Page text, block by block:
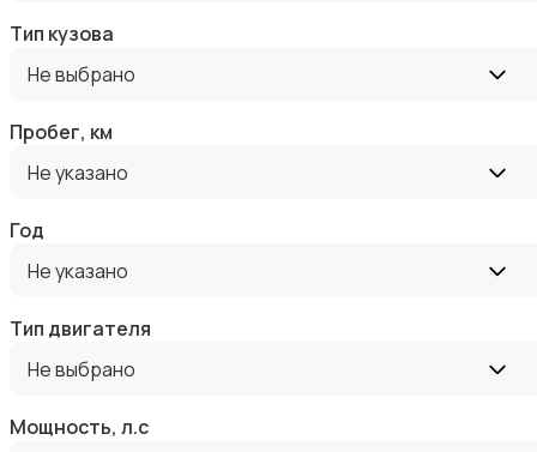
Тип кузова
Не выбрано
Пробег, км
Не указано
Год
Не указано
Тип двигателя
Не выбрано
Мощность, л.с